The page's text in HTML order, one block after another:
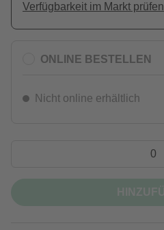
Verfügbarkeit im Markt prüfen
ONLINE BESTELLEN
Nicht online erhältlich